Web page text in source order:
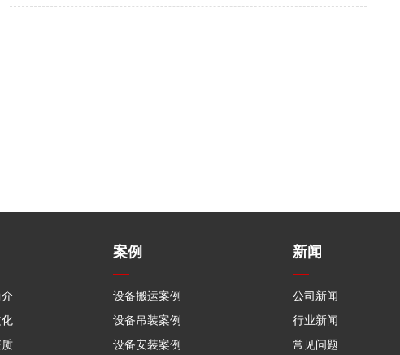
案例
设备搬运案例
设备吊装案例
设备安装案例
新闻
公司新闻
行业新闻
常见问题